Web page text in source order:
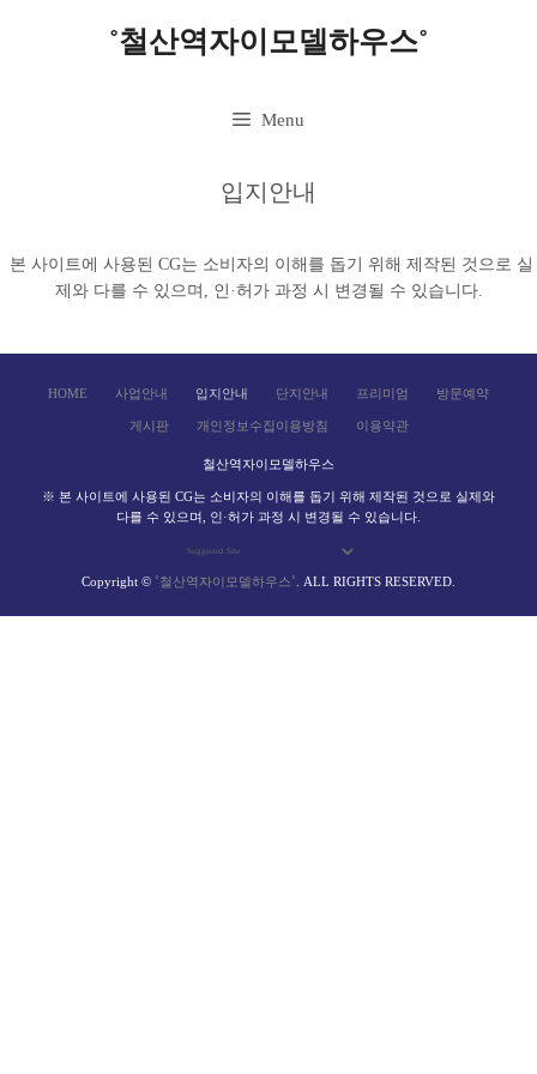
˚철산역자이모델하우스˚
Menu
입지안내
본 사이트에 사용된 CG는 소비자의 이해를 돕기 위해 제작된 것으로 실
제와 다를 수 있으며, 인·허가 과정 시 변경될 수 있습니다.
HOME 사업안내 입지안내 단지안내 프리미엄 방문예약
게시판 개인정보수집이용방침 이용약관
철산역자이모델하우스
※ 본 사이트에 사용된 CG는 소비자의 이해를 돕기 위해 제작된 것으로 실제와
다를 수 있으며, 인·허가 과정 시 변경될 수 있습니다.
Copyright © ˚철산역자이모델하우스˚ . ALL RIGHTS RESERVED.